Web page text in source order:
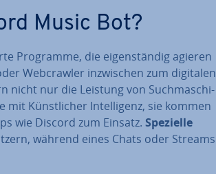
Music Bot?
Programme, die ei­gen­stän­dig agieren
Web­craw­ler in­zwi­schen zum digitalen
nicht nur die Leistung von Such­ma­schi­
mit Künst­li­cher In­tel­li­genz, sie kommen
wie Discord zum Einsatz. Spezielle
während eines Chats oder Streams